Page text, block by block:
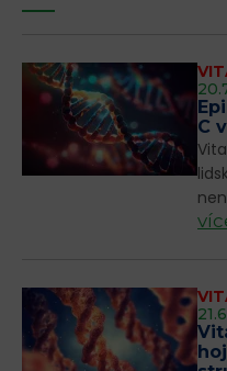
C
a